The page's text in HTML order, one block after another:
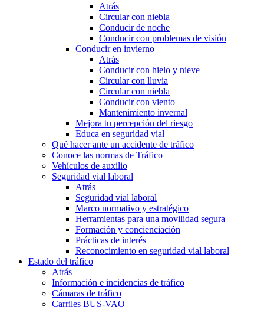
Atrás
Circular con niebla
Conducir de noche
Conducir con problemas de visión
Conducir en invierno
Atrás
Conducir con hielo y nieve
Circular con lluvia
Circular con niebla
Conducir con viento
Mantenimiento invernal
Mejora tu percepción del riesgo
Educa en seguridad vial
Qué hacer ante un accidente de tráfico
Conoce las normas de Tráfico
Vehículos de auxilio
Seguridad vial laboral
Atrás
Seguridad vial laboral
Marco normativo y estratégico
Herramientas para una movilidad segura
Formación y concienciación
Prácticas de interés
Reconocimiento en seguridad vial laboral
Estado del tráfico
Atrás
Información e incidencias de tráfico
Cámaras de tráfico
Carriles BUS-VAO